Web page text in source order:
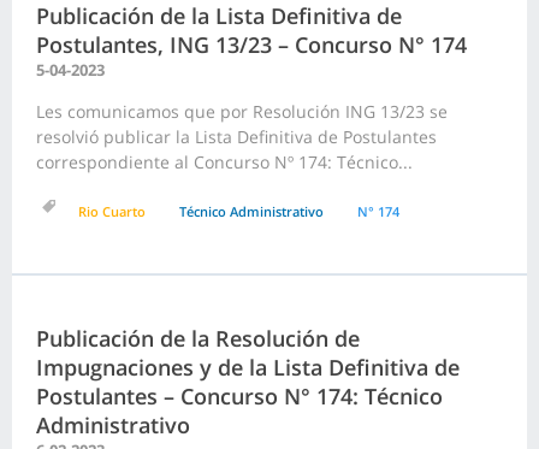
Publicación de la Lista Definitiva de
Postulantes, ING 13/23 – Concurso N° 174
5-04-2023
Les comunicamos que por Resolución ING 13/23 se
resolvió publicar la Lista Definitiva de Postulantes
correspondiente al Concurso Nº 174: Técnico...
Rio Cuarto Técnico Administrativo N° 174
Publicación de la Resolución de
Impugnaciones y de la Lista Definitiva de
Postulantes – Concurso N° 174: Técnico
Administrativo